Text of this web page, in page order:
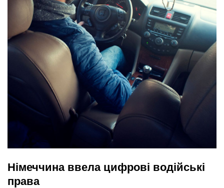
Німеччина ввела цифрові водійські
права